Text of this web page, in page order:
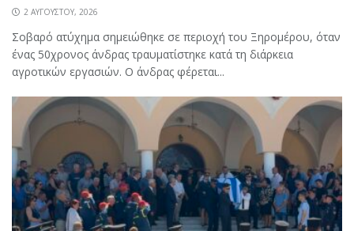
2 ΑΥΓΟΎΣΤΟΥ, 2026
Σοβαρό ατύχημα σημειώθηκε σε περιοχή του Ξηρομέρου, όταν
ένας 50χρονος άνδρας τραυματίστηκε κατά τη διάρκεια
αγροτικών εργασιών. Ο άνδρας φέρεται...